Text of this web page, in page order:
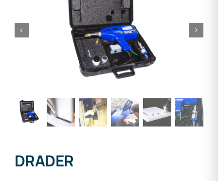
DRADER